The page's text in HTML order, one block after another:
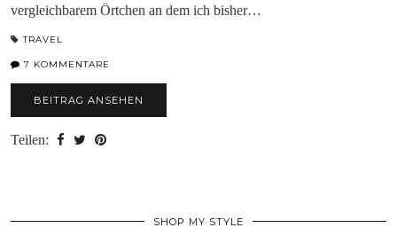
vergleichbarem Örtchen an dem ich bisher…
TRAVEL
7 KOMMENTARE
BEITRAG ANSEHEN
Teilen:
SHOP MY STYLE